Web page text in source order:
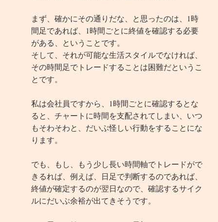
まず、確かにその通りだな、と思ったのは、1時
間足であれば、1時間ごとに終値を確認する必要
がある、ということです。
そして、それが可能な生活スタイルでなければ、
その時間足でトレードすることは困難だというこ
とです。
私は会社員ですから、1時間ごとに確認するとな
ると、チャートに時間を支配されてしまい、いつ
もそわそわと、だいぶ怪しい行動をすることにな
ります。
でも、もし、もう少し長い時間軸でトレードがで
きるれば、例えば、日足で判断するのであれば、
終値が確定するのが翌日なので、確認するサイク
ルにだいぶ余裕が出てきそうです。